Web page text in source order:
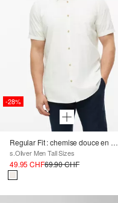
-28%
Regular Fit : chemise douce en coton-modal mélangé
s.Oliver Men Tall Sizes
49.95 CHF69.90 CHF